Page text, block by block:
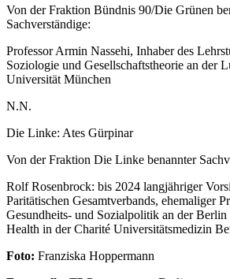
Von der Fraktion Bündnis 90/Die Grünen
Sachverständige:
Professor Armin Nassehi, Inhaber des
Soziologie und Gesellschaftstheorie an der
Universität München
N.N.
Die Linke: Ates Gürpinar
Von der Fraktion Die Linke benannter
Rolf Rosenbrock: bis 2024 langjähriger
Paritätischen Gesamtverbands, ehemaliger
Gesundheits- und Sozialpolitik an der
Health in der Charité Universitätsmedizin
Foto: Franziska Hoppermann